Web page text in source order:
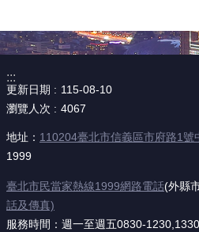
:::
更新日期
115-08-10
瀏覽人次
4067
地址： 110204臺北市信義區市府路1號
1999
臺北市民當家熱線1999網路電話(外縣
話及傳真)
服務時間：週一至週五0830-